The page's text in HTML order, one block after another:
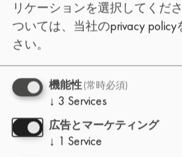
リケーションを選択してくだ
ついては、当社のprivacy policy
さい。
機能性 (常時必須)
↓ 3 Services
広告とマーケティング
↓ 1 Service